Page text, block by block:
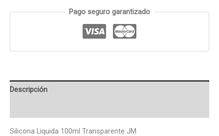
Pago seguro garantizado
Descripción
Silicona Liquida 100ml Transparente JM